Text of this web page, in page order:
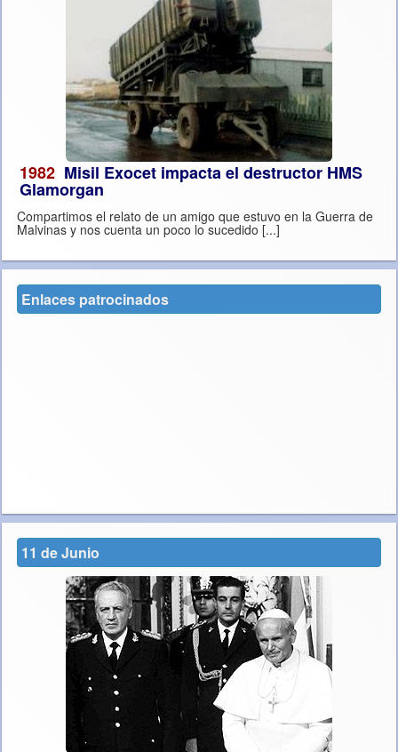
1982
Glamorgan
Compartimos el relato de un amigo que estuvo en la Guerra de
Malvinas y nos cuenta un poco lo sucedido [...]
Enlaces patrocinados
11 de Junio